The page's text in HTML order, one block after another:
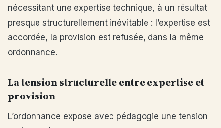
nécessitant une expertise technique, à un résultat
presque structurellement inévitable : l’expertise est
accordée, la provision est refusée, dans la même
ordonnance.
La tension structurelle entre expertise et
provision
L’ordonnance expose avec pédagogie une tension